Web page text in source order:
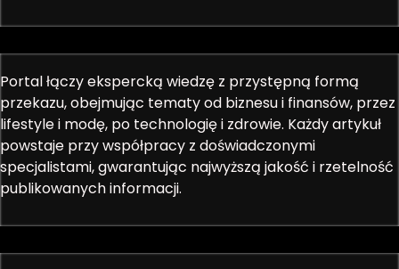
Portal łączy ekspercką wiedzę z przystępną formą
przekazu, obejmując tematy od biznesu i finansów, przez
lifestyle i modę, po technologię i zdrowie. Każdy artykuł
powstaje przy współpracy z doświadczonymi
specjalistami, gwarantując najwyższą jakość i rzetelność
publikowanych informacji.